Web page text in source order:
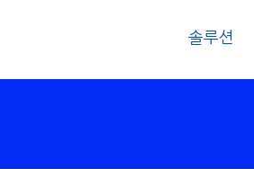
솔루션